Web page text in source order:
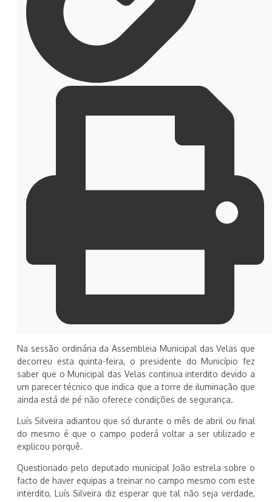
Na sessão ordinária da Assembleia Municipal das Velas que
decorreu esta quinta-feira, o presidente do Município fez
saber que o Municipal das Velas continua interdito devido a
um parecer técnico que indica que a torre de iluminação que
ainda está de pé não oferece condições de segurança.
Luís Silveira adiantou que só durante o mês de abril ou final
do mesmo é que o campo poderá voltar a ser utilizado e
explicou porquê.
Questionado pelo deputado municipal João estrela sobre o
facto de haver equipas a treinar no campo mesmo com este
interdito, Luís Silveira diz esperar que tal não seja verdade,